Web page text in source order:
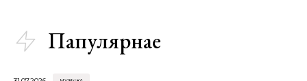
Папулярнае